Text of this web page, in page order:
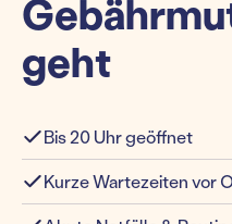
geht
Bis 20 Uhr geöffnet
Kurze Wartezeiten vor